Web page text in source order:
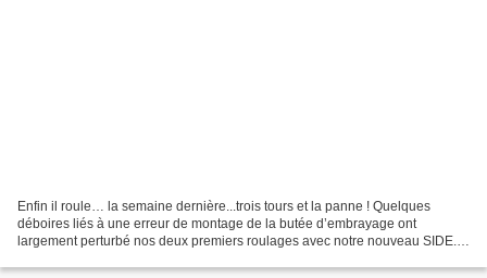
Enfin il roule… la semaine dernière...trois tours et la panne ! Quelques
déboires liés à une erreur de montage de la butée d’embrayage ont
largement perturbé nos deux premiers roulages avec notre nouveau SIDE.